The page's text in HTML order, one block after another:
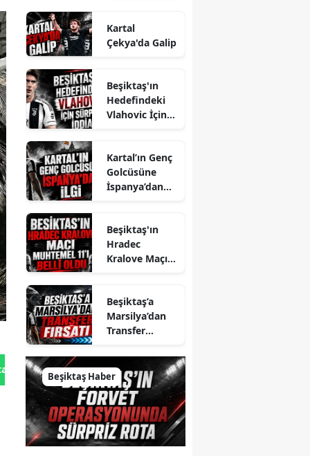
Gönder
Kartal
Çekya'da Galip
Beşiktaş'ın
Hedefindeki
Vlahovic İçin
Kartal’ın Genç
Golcüsüne
İspanya’dan
Beşiktaş'ın
Hradec
Kralove Maçı
Beşiktaş’a
Marsilya’dan
Transfer
Beşiktaş Haber